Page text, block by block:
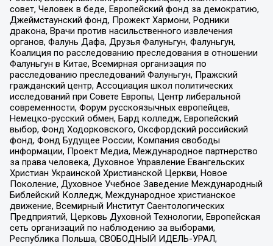
совет, Человек в беде, Европейский фонд за демократию,
Джеймстаунский фонд, Прожект Хармони, Родники
дракона, Врачи против насильственного извлечения
органов, Фалунь Дафа, Друзья Фалуньгун, Фалуньгун,
Коалиция по расследованию преследования в отношении
Фалуньгун в Китае, Всемирная организация по
расследованию преследований Фалуньгун, Пражский
гражданский центр, Ассоциация школ политических
исследований при Совете Европы, Центр либеральной
современности, Форум русскоязычных европейцев,
Немецко-русский обмен, Бард колледж, Европейский
выбор, Фонд Ходорковского, Оксфордский российский
фонд, Фонд Будущее России, Компания свободы
информации, Проект Медиа, Международное партнерство
за права человека, Духовное Управление Евангельских
Христиан Украинской Христианской Церкви, Новое
Поколение, Духовное Учебное Заведение Международный
Библейский Колледж, Международное христианское
движение, Всемирный Институт Саентологических
Предприятий, Церковь Духовной Технологии, Европейская
сеть организаций по наблюдению за выборами,
Республика Польша, СВОБОДНЫЙ ИДЕЛЬ-УРАЛ,